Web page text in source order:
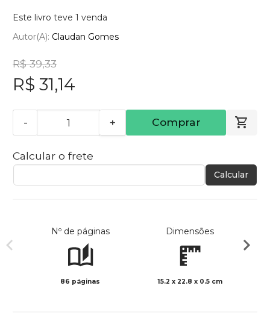
Este livro teve 1 venda
Autor(a): Claudan Gomes
R$ 39,33
R$ 31,14
- + Comprar
Calcular o frete
Calcular
Nº de páginas
86 páginas
Dimensões
15.2 x 22.8 x 0.5 cm